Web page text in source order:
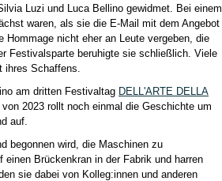
Luzi und Luca Bellino gewidmet. Bei einem
waren, als sie die E-Mail mit dem Angebot
nicht eher an Leute vergeben, die
Festivalsparte beruhigte sie schließlich. Viele
ihres Schaffens.
am dritten Festivaltag DELL'ARTE DELLA
2023 rollt noch einmal die Geschichte um
auf.
begonnen wird, die Maschinen zu
Brückenkran in der Fabrik und harren
sie dabei von Kolleg:innen und anderen